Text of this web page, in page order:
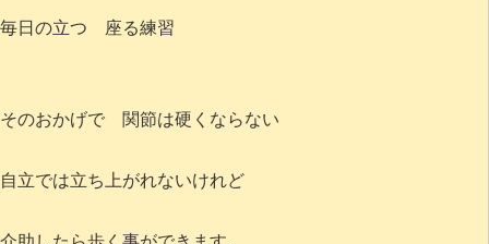
毎日の立つ 座る練習
そのおかげで 関節は硬くならない
自立では立ち上がれないけれど